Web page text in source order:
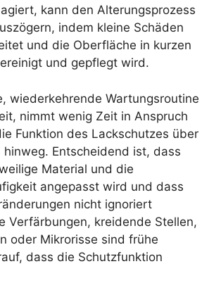
kann den Alterungsprozess
indem kleine Schäden
und die Oberfläche in kurzen
und gepflegt wird.
wiederkehrende Wartungsroutine
nimmt wenig Zeit in Anspruch
Funktion des Lackschutzes über
hinweg. Entscheidend ist, dass
Material und die
angepasst wird und dass
nicht ignoriert
Verfärbungen, kreidende Stellen,
oder Mikrorisse sind frühe
dass die Schutzfunktion